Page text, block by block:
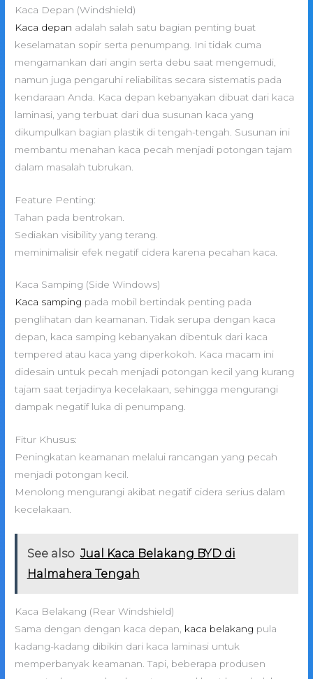
Kaca Depan (Windshield)
Kaca depan adalah salah satu bagian penting buat
keselamatan sopir serta penumpang. Ini tidak cuma
mengamankan dari angin serta debu saat mengemudi,
namun juga pengaruhi reliabilitas secara sistematis pada
kendaraan Anda. Kaca depan kebanyakan dibuat dari kaca
laminasi, yang terbuat dari dua susunan kaca yang
dikumpulkan bagian plastik di tengah-tengah. Susunan ini
membantu menahan kaca pecah menjadi potongan tajam
dalam masalah tubrukan.
Feature Penting:
Tahan pada bentrokan.
Sediakan visibility yang terang.
meminimalisir efek negatif cidera karena pecahan kaca.
Kaca Samping (Side Windows)
Kaca samping pada mobil bertindak penting pada
penglihatan dan keamanan. Tidak serupa dengan kaca
depan, kaca samping kebanyakan dibentuk dari kaca
tempered atau kaca yang diperkokoh. Kaca macam ini
didesain untuk pecah menjadi potongan kecil yang kurang
tajam saat terjadinya kecelakaan, sehingga mengurangi
dampak negatif luka di penumpang.
Fitur Khusus:
Peningkatan keamanan melalui rancangan yang pecah
menjadi potongan kecil.
Menolong mengurangi akibat negatif cidera serius dalam
kecelakaan.
See also Jual Kaca Belakang BYD di
Halmahera Tengah
Kaca Belakang (Rear Windshield)
Sama dengan dengan kaca depan, kaca belakang pula
kadang-kadang dibikin dari kaca laminasi untuk
memperbanyak keamanan. Tapi, beberapa produsen